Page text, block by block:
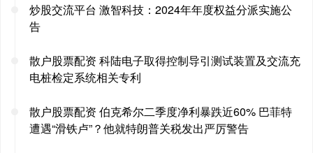
炒股交流平台 激智科技：2024年年度权益分派实施公
告
散户股票配资 科陆电子取得控制导引测试装置及交流充
电桩检定系统相关专利
散户股票配资 伯克希尔二季度净利暴跌近60% 巴菲特
遭遇“滑铁卢”？他就特朗普关税发出严厉警告